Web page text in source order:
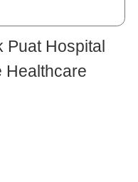
Puat Hospital
Healthcare